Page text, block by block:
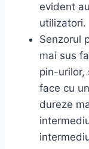
evident
utilizatori.
Senzorul
mai sus
pin-urilor,
face cu
dureze